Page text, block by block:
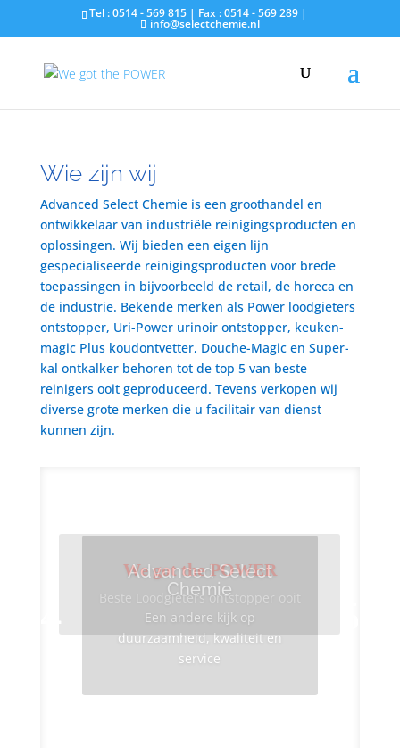
Tel : 0514 - 569 815 | Fax : 0514 - 569 289 |
info@selectchemie.nl
Wie zijn wij
Advanced Select Chemie is een groothandel en
ontwikkelaar van industriële reinigingsproducten en
oplossingen. Wij bieden een eigen lijn
gespecialiseerde reinigingsproducten voor brede
toepassingen in bijvoorbeeld de retail, de horeca en
de industrie. Bekende merken als Power loodgieters
ontstopper, Uri-Power urinoir ontstopper, keuken-
magic Plus koudontvetter, Douche-Magic en Super-
kal ontkalker behoren tot de top 5 van beste
reinigers ooit geproduceerd. Tevens verkopen wij
diverse grote merken die u facilitair van dienst
kunnen zijn.
Advanced Select
Chemie
Een andere kijk op
duurzaamheid, kwaliteit en
service
We got the POWER
Beste Loodgieters ontstopper ooit